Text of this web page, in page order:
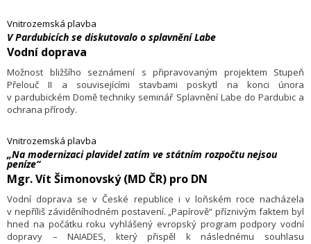
Vnitrozemská plavba
V Pardubicích se diskutovalo o splavnění Labe
Vodní doprava
Možnost bližšího seznámení s připravovaným projektem Stupeň
Přelouč II a souvisejícími stavbami poskytl na konci února
v pardubickém Domě techniky seminář Splavnění Labe do Pardubic a
ochrana přírody.
Vnitrozemská plavba
„Na modernizaci plavidel zatím ve státním rozpočtu nejsou
peníze“
Mgr. Vít Šimonovský (MD ČR) pro DN
Vodní doprava se v České republice i v loňském roce nacházela
v nepříliš záviděníhodném postavení. „Papírově“ příznivým faktem byl
hned na počátku roku vyhlášený evropský program podpory vodní
dopravy – NAIADES, který přispěl k následnému souhlasu